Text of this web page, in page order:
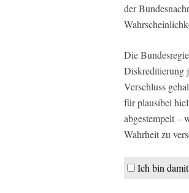
der
Die
Diskreditierung
Verschluss
für plausibel
abgestempelt –
Wahrheit zu
Ich bin